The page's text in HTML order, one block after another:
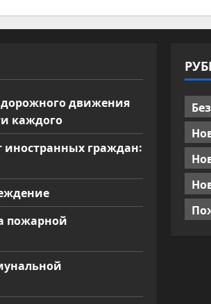
движения
каждого
граждан:
пожарной